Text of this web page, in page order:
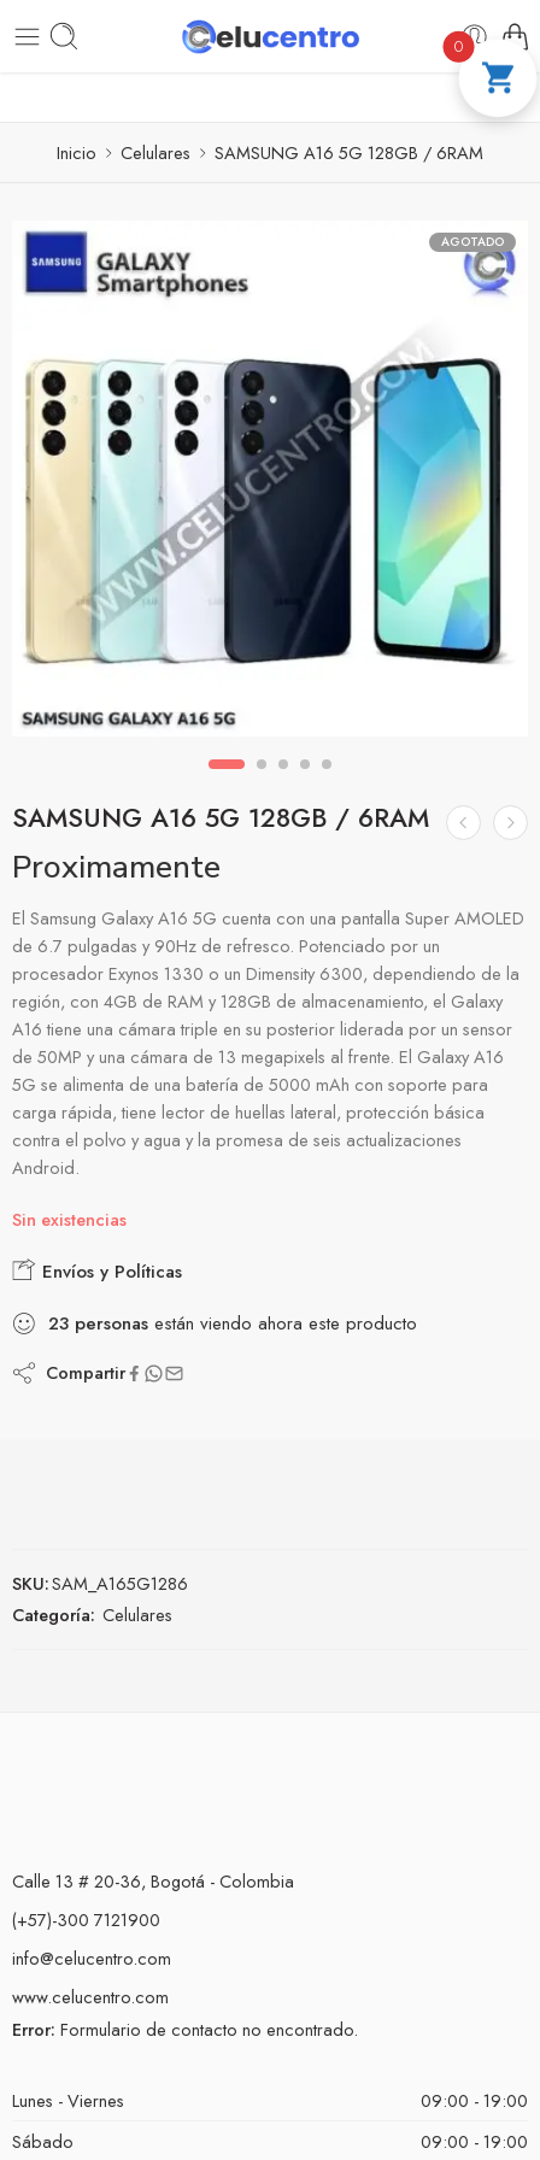
CON ADDI COMPRA 100 % SEGURO PAGO
Inicio Celulares SAMSUNG A16 5G 128GB / 6RAM
AGOTADO
SAMSUNG A16 5G 128GB / 6RAM
Proximamente
El Samsung Galaxy A16 5G cuenta con una pantalla Super AMOLED
de 6.7 pulgadas y 90Hz de refresco. Potenciado por un
procesador Exynos 1330 o un Dimensity 6300, dependiendo de la
región, con 4GB de RAM y 128GB de almacenamiento, el Galaxy
A16 tiene una cámara triple en su posterior liderada por un sensor
de 50MP y una cámara de 13 megapixels al frente. El Galaxy A16
5G se alimenta de una batería de 5000 mAh con soporte para
carga rápida, tiene lector de huellas lateral, protección básica
contra el polvo y agua y la promesa de seis actualizaciones
Android.
Sin existencias
Envíos y Políticas
23 personas están viendo ahora este producto
Compartir
SKU:SAM_A165G1286
Categoría: Celulares
Calle 13 # 20-36, Bogotá - Colombia
(+57)-300 7121900
info@celucentro.com
www.celucentro.com
Error: Formulario de contacto no encontrado.
Lunes - Viernes
09:00 - 19:00
Sábado
09:00 - 19:00
0